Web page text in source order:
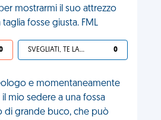
mostrarmi il suo attrezzo
fosse giusta. FML
SVEGLIATI, TE LA SEI CERCATA! 0
e momentaneamente
mio sedere a una fossa
di grande buco, che può